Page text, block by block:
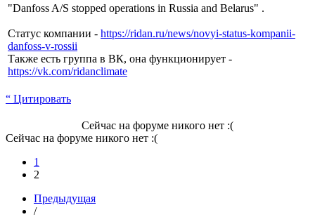
"Danfoss A/S stopped operations in Russia and Belarus" .
Статус компании - https://ridan.ru/news/novyi-status-kompanii-
danfoss-v-rossii
Также есть группа в ВК, она функционирует -
https://vk.com/ridanclimate
“ Цитировать
Сейчас на форуме никого нет :(
Сейчас на форуме никого нет :(
1
2
Предыдущая
/